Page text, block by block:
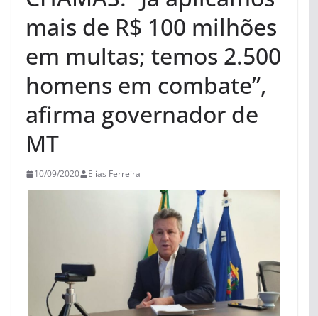
mais de R$ 100 milhões
em multas; temos 2.500
homens em combate”,
afirma governador de
MT
10/09/2020 Elias Ferreira